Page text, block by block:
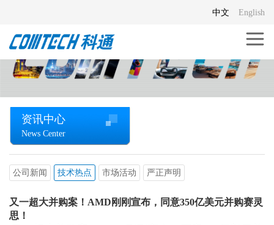
English
中文
资讯中心
News Center
公司新闻 技术热点 市场活动 严正声明
又一超大并购案！AMD刚刚宣布，同意350亿美元并购赛灵
思！